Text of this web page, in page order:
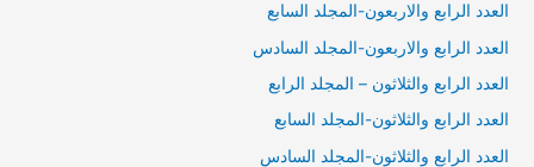
العدد الرابع والاربعون-المجلد السابع
العدد الرابع والاربعون-المجلد السادس
العدد الرابع والثلاثون – المجلد الرابع
العدد الرابع والثلاثون-المجلد السابع
العدد الرابع والثلاثون-المجلد السادس